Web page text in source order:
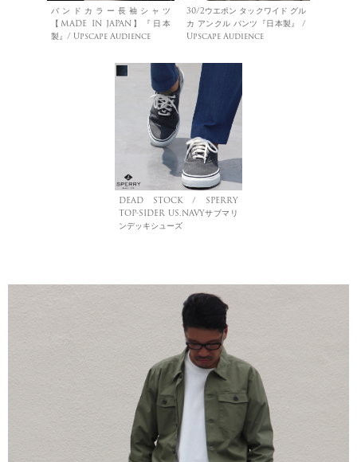
バンドカラー長袖シャツ
【MADE IN JAPAN】『日本
製』/ Upscape Audience
30/2ウエポン タックワイド グル
カ アンクル パンツ『日本製』 /
Upscape Audience
DEAD STOCK / SPERRY
TOP-SIDER US.NAVYサブマリ
ンデッキシューズ